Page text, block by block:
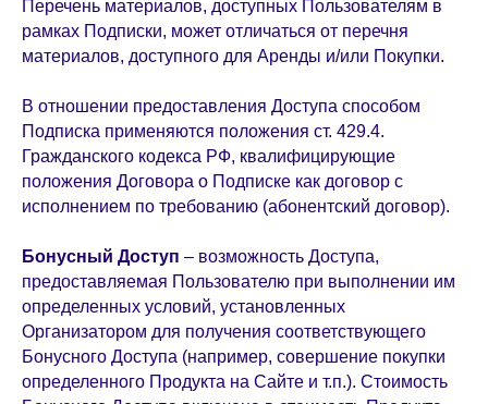
Перечень материалов, доступных Пользователям в
рамках Подписки, может отличаться от перечня
материалов, доступного для Аренды и/или Покупки.
В отношении предоставления Доступа способом
Подписка применяются положения ст. 429.4.
Гражданского кодекса РФ, квалифицирующие
положения Договора о Подписке как договор с
исполнением по требованию (абонентский договор).
Бонусный Доступ – возможность Доступа,
предоставляемая Пользователю при выполнении им
определенных условий, установленных
Организатором для получения соответствующего
Бонусного Доступа (например, совершение покупки
определенного Продукта на Сайте и т.п.). Стоимость